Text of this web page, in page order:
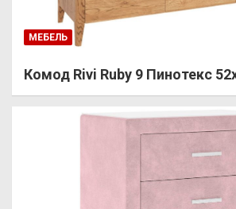
МЕБЕЛЬ
Комод Rivi Ruby 9 Пинотекс